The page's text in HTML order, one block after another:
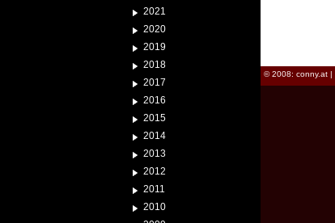
2021
2020
2019
2018
2017
2016
2015
2014
2013
2012
2011
2010
© 2008: conny.at |